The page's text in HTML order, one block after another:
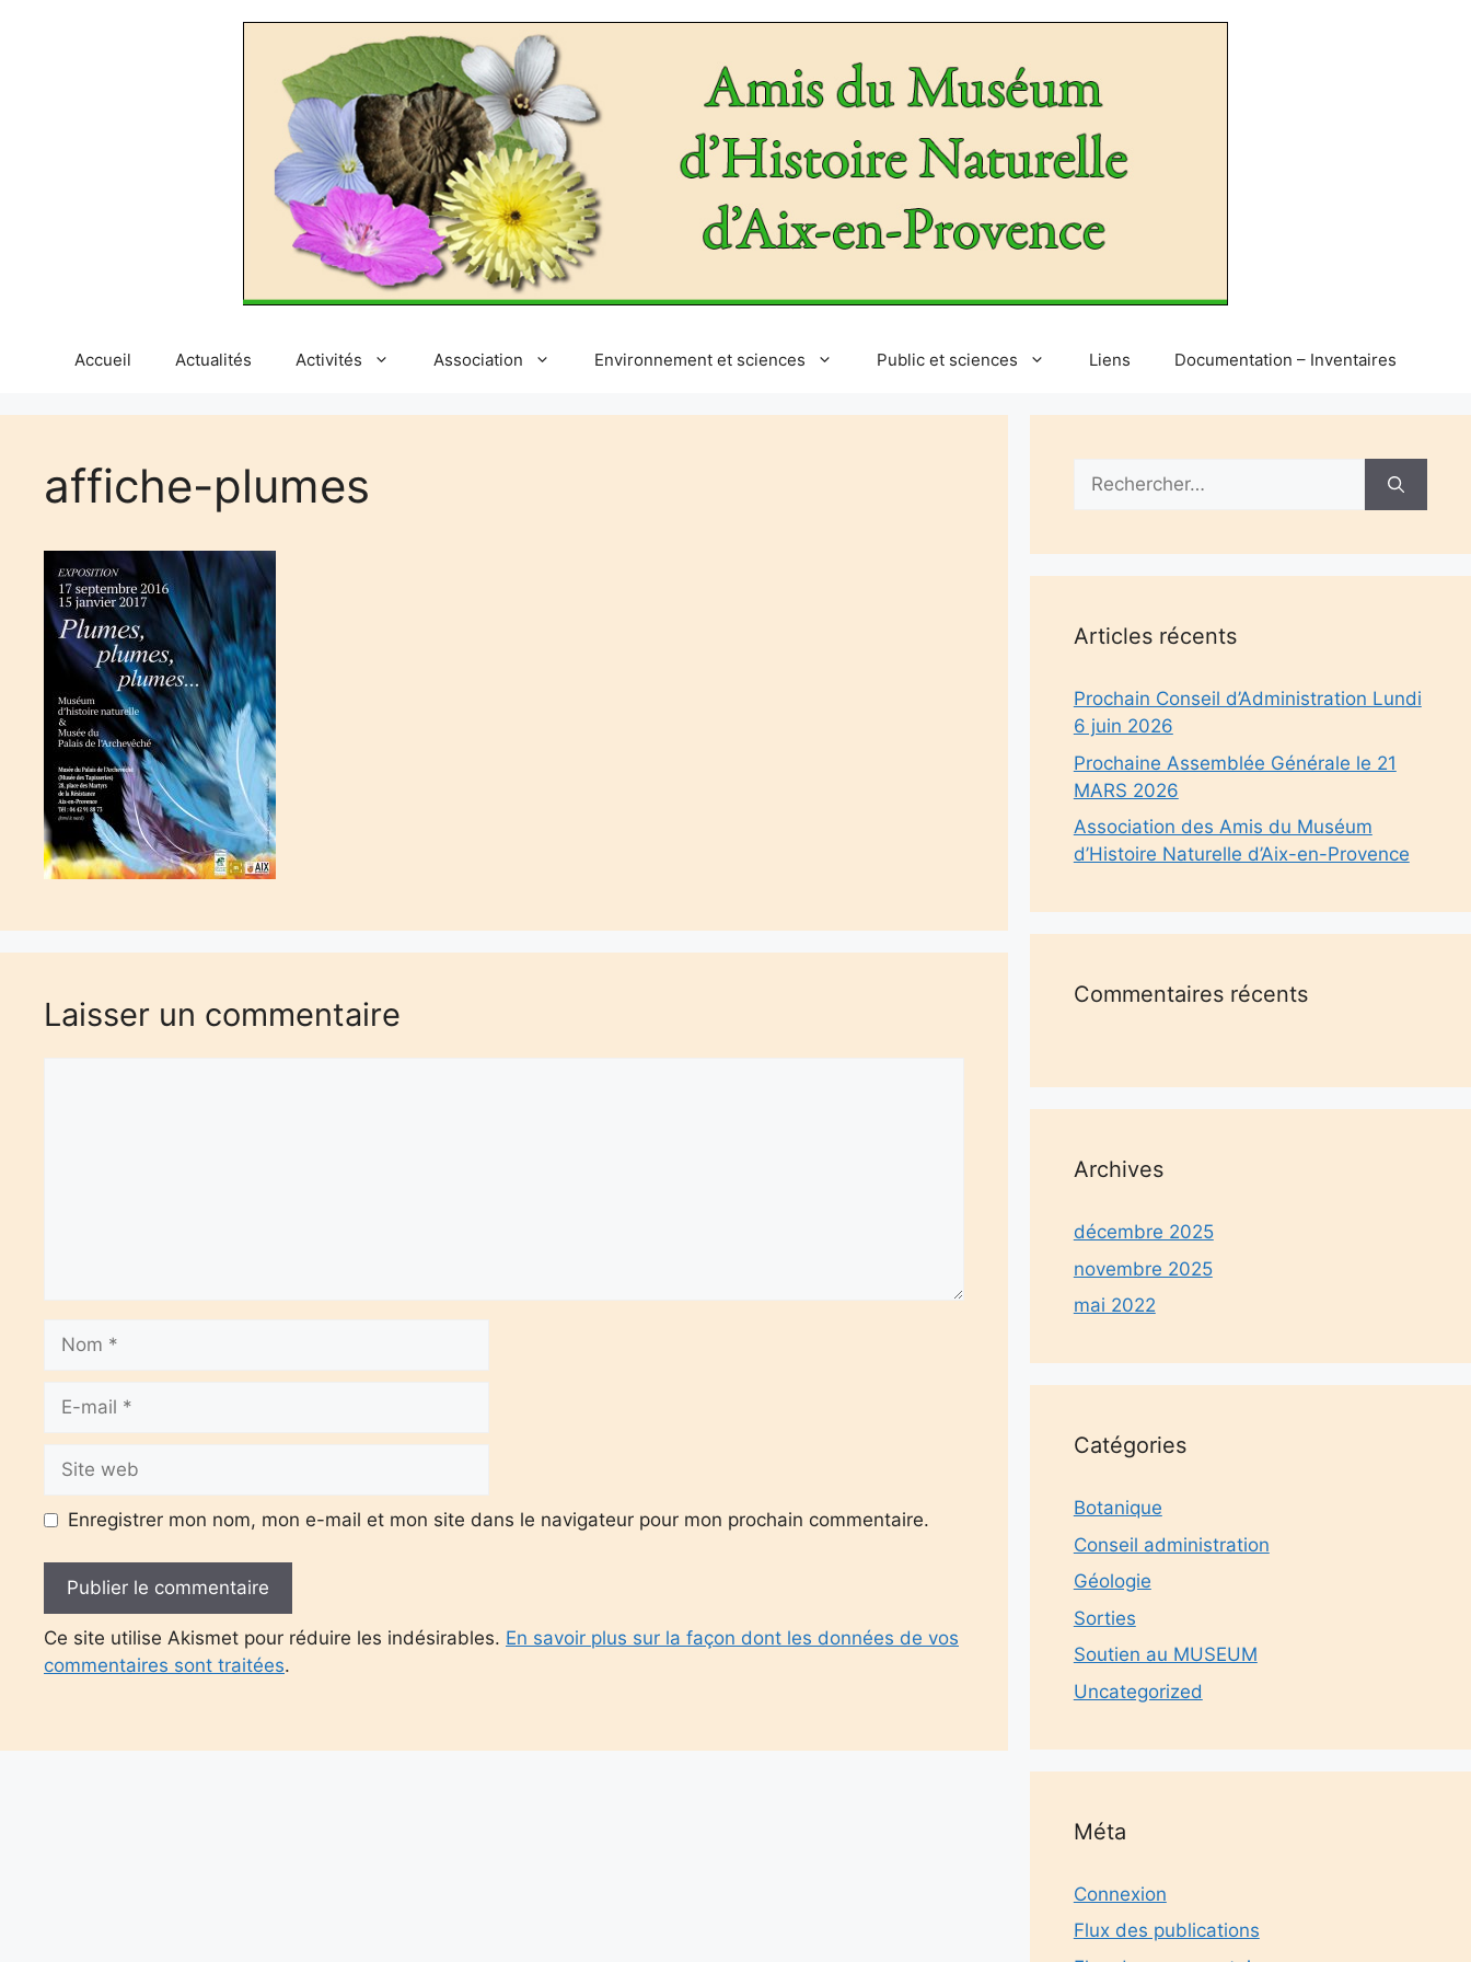
Accueil Actualités Activités Association Environnement et sciences Public et sciences Liens Documentation – Inventaires
affiche-plumes
Laisser un commentaire
Nom
Site
web
Enregistrer mon nom, mon e-mail et mon site dans le navigateur pour mon prochain commentaire.
Ce site utilise Akismet pour réduire les indésirables. En savoir plus sur la façon dont les données de vos
commentaires sont traitées.
Rechercher :
Articles récents
Prochain Conseil d’Administration Lundi
6 juin 2026
Prochaine Assemblée Générale le 21
MARS 2026
Association des Amis du Muséum
d’Histoire Naturelle d’Aix-en-Provence
Commentaires récents
Archives
décembre 2025
novembre 2025
mai 2022
Catégories
Botanique
Conseil administration
Géologie
Sorties
Soutien au MUSEUM
Uncategorized
Méta
Connexion
Flux des publications